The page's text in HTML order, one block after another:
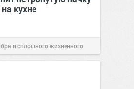
кухне
и сплошного жизненного
Сегодня